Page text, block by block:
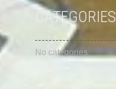
CATEGORIES
No categories